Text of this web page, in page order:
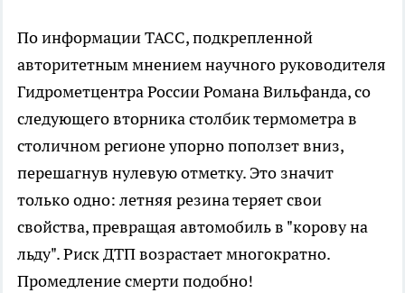
По информации ТАСС, подкрепленной
авторитетным мнением научного руководителя
Гидрометцентра России Романа Вильфанда, со
следующего вторника столбик термометра в
столичном регионе упорно поползет вниз,
перешагнув нулевую отметку. Это значит
только одно: летняя резина теряет свои
свойства, превращая автомобиль в "корову на
льду". Риск ДТП возрастает многократно.
Промедление смерти подобно!